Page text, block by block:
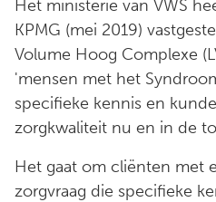
Het ministerie van VWS
KPMG (mei 2019)
Volume Hoog Complexe
'mensen met het
specifieke kennis en
zorgkwaliteit nu en in de
Het gaat om cliënten met
zorgvraag die specifieke